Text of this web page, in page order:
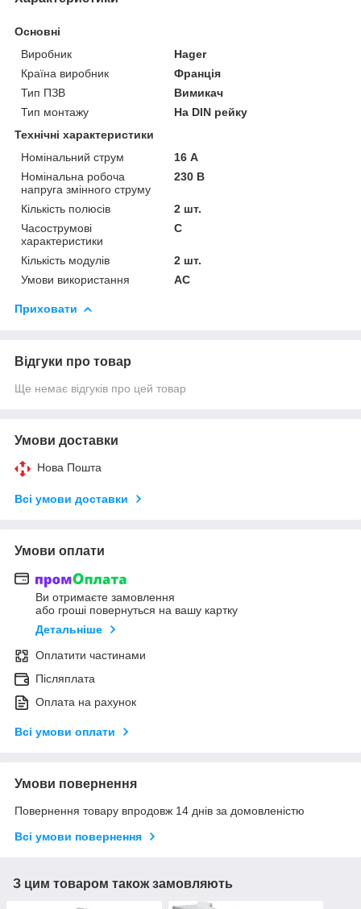
Основні
Виробник
Hager
Країна виробник
Франція
Тип ПЗВ
Вимикач
Тип монтажу
На DIN рейку
Технічні характеристики
Номінальний струм
16 А
Номінальна робоча
напруга змінного струму
230 В
Кількість полюсів
2 шт.
Часострумові
характеристики
C
Кількість модулів
2 шт.
Умови використання
АС
Приховати
Відгуки про товар
Ще немає відгуків про цей товар
Умови доставки
Нова Пошта
Всі умови доставки
Умови оплати
Ви отримаєте замовлення
або гроші повернуться на вашу картку
Детальніше
Оплатити частинами
Післяплата
Оплата на рахунок
Всі умови оплати
Умови повернення
Повернення товару впродовж 14 днів за домовленістю
Всі умови повернення
З цим товаром також замовляють